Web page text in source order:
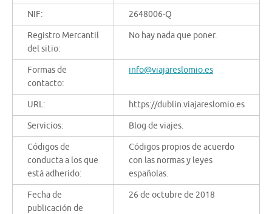
NIF: 2648006-Q
Registro Mercantil
del sitio:
No hay nada que poner.
Formas de
contacto:
info@viajareslomio.es
URL: https://dublin.viajareslomio.es
Servicios: Blog de viajes.
Códigos de
conducta a los que
está adherido:
Códigos propios de acuerdo
con las normas y leyes
españolas.
Fecha de
publicación de
26 de octubre de 2018